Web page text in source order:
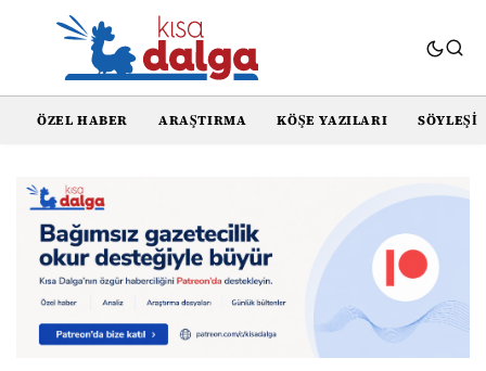
ÖZEL HABER ARAŞTIRMA KÖŞE YAZILARI SÖYLEŞI